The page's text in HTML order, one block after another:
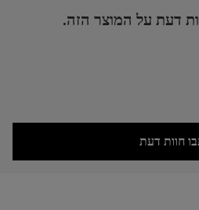
דעת על המוצר הזה.
חוות דעת